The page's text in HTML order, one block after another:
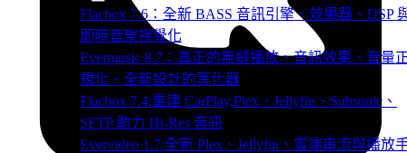
Flacbox 7.6：全新 BASS 音訊引擎、效果器、DSP
即時音樂視覺化
Evermusic 8.7：真正的無縫播放、音訊效果、音量
規化、全新設計的等化器
Flacbox 7.4:重建 CarPlay,Plex、Jellyfin、Subsonic、
SFTP 助力 Hi-Res 音訊
Evervideo 1.7:全新 Plex、Jellyfin、雲端串流與播放